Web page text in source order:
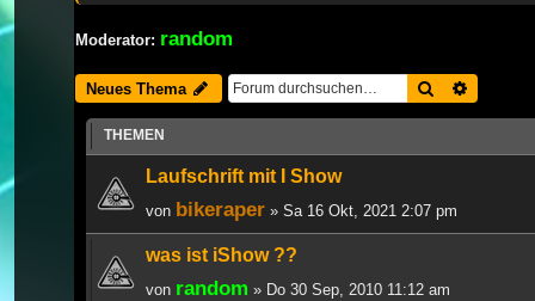
Moderator: random
Neues Thema Suche
THEMEN
Laufschrift mit I Show
von bikeraper » Sa 16 Okt, 2021 2:07 pm
was ist iShow ??
von random » Do 30 Sep, 2010 11:12 am